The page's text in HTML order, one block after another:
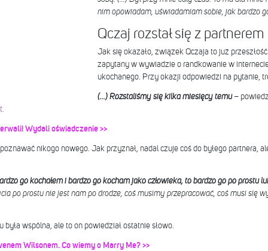
nim opowiadam, uświadamiam sobie, jak bardzo
Qczaj rozstał się z partnerem
Jak się okazało, związek Qczaja to już
zapytany w wywiadzie o randkowanie w
ukochanego. Przy okazji odpowiedzi na pytanie,
(…) Rozstaliśmy się kilka miesięcy temu –
Wydali oświadczenie >>
nikogo nowego. Jak przyznał, nadal czuje coś do byłego partnera,
go kochałem i bardzo go kocham jako człowieka, to bardzo go po prostu
po prostu nie jest nam po drodze, coś musimy przepracować, coś musi się
była wspólna, ale to on powiedział ostatnie słowo.
Wilsonem. Co wiemy o Marry Me? >>